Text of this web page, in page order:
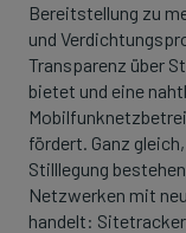
Bereitstellung zu
und
Transparenz über
bietet und eine
fördert. Ganz
Stilllegung
Netzwerken mit
handelt: